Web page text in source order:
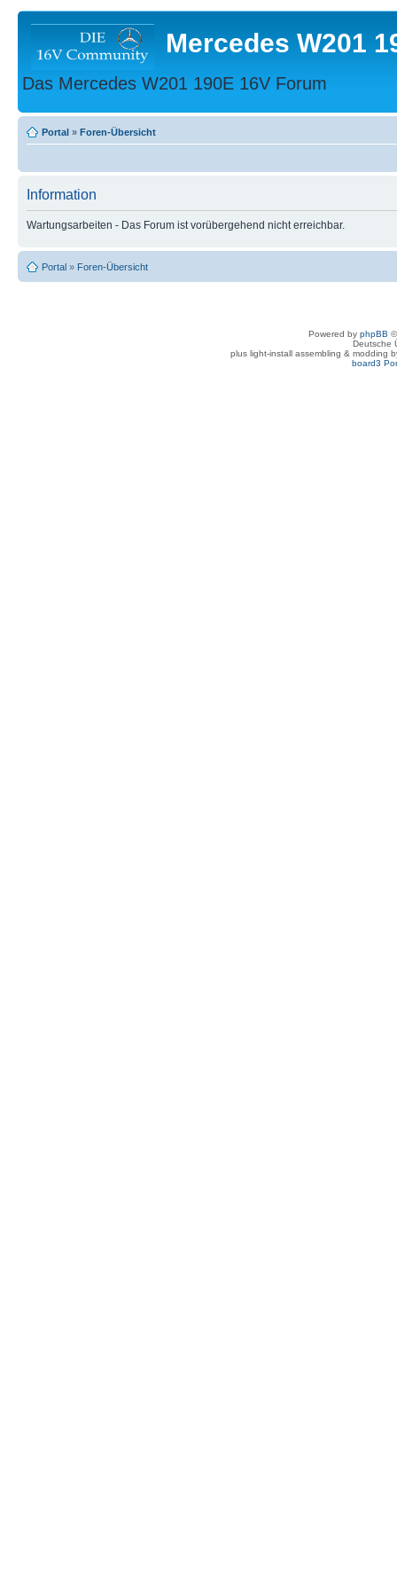
Mercedes W201
Das Mercedes W201 190E 16V Forum
Portal » Foren-Übersicht
Information
Wartungsarbeiten - Das Forum ist vorübergehend nicht erreichbar.
Portal » Foren-Übersicht
Powered by phpBB
Deutsche
plus light-install assembling & modding
board3